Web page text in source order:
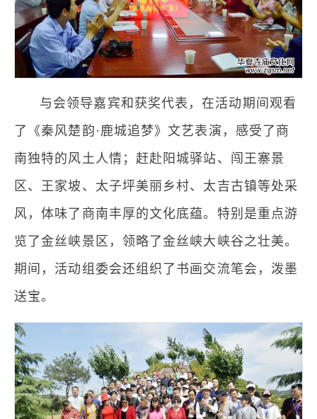
与会领导嘉宾和获奖代表，在活动期间观看
了《秦风楚韵·鹿城追梦》文艺表演，感受了商
南独特的风土人情；赶赴阳城驿站、闯王寨景
区、王家坡、太子坪美丽乡村、太吉古镇等处采
风，体味了商南丰厚的文化底蕴。特别是重点游
览了金丝峡景区，领略了金丝峡大峡谷之壮美。
期间，活动组委会还组织了书画交流笔会，泼墨
送宝。